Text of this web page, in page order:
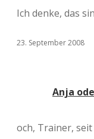
Ich denke, das
23. September 2008
Anja
och, Trainer, seit